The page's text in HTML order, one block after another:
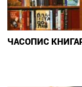
ЧАСОПИС